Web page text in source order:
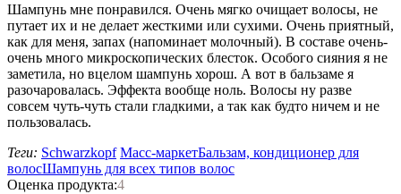
Шампунь мне понравился. Очень мягко очищает волосы, не
путает их и не делает жесткими или сухими. Очень приятный,
как для меня, запах (напоминает молочный). В составе очень-
очень много микроскопических блесток. Особого сияния я не
заметила, но вцелом шампунь хорош. А вот в бальзаме я
разочаровалась. Эффекта вообще ноль. Волосы ну разве
совсем чуть-чуть стали гладкими, а так как будто ничем и не
пользовалась.
Теги: Schwarzkopf Масс-маркетБальзам, кондиционер для
волосШампунь для всех типов волос
Оценка продукта:4